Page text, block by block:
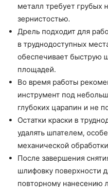
металл требует грубых
зернистостью.
Дрель подходит для
в труднодоступных
обеспечивает быструю
площадей.
Во время работы
инструмент под
глубоких царапин и не
Остатки краски в
удалять шпателем,
механической
После завершения
шлифовку поверхности
повторному нанесению